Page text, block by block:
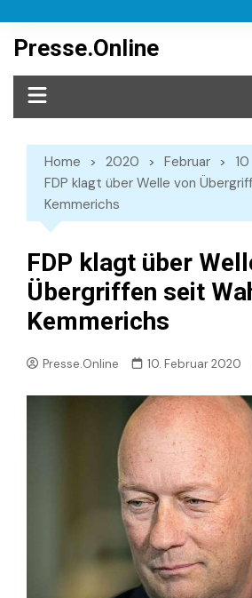
content
Presse.Online
Home 2020 Februar
10
FDP klagt über Welle von
Kemmerichs
FDP klagt über
Übergriffen seit
Kemmerichs
Presse.Online 10. Februar 2020